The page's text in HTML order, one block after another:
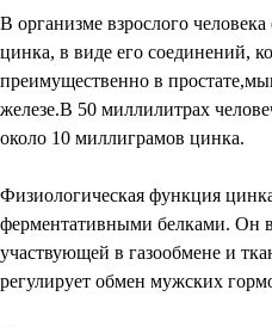
В организме взрослого
цинка, в виде его соединений,
преимущественно в
железе.В 50 миллилитрах
около 10 миллиграмов цинка.
Физиологическая функция
ферментативными белками. Он
участвующей в газообмене и
регулирует обмен мужских